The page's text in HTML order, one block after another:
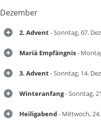
Dezember
2. Advent- Sonntag, 07.
Mariä Empfängnis-
3. Advent- Sonntag, 14.
Winteranfang- Sonntag,
Heiligabend- Mittwoch,